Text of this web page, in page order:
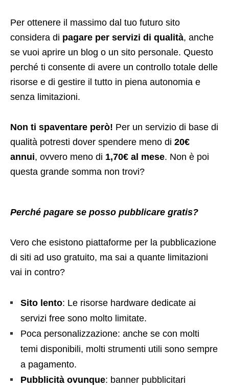
Per ottenere il massimo dal tuo futuro sito
considera di pagare per servizi di qualità, anche
se vuoi aprire un blog o un sito personale. Questo
perché ti consente di avere un controllo totale delle
risorse e di gestire il tutto in piena autonomia e
senza limitazioni.
Non ti spaventare però! Per un servizio di base di
qualità potresti dover spendere meno di 20€
annui, ovvero meno di 1,70€ al mese. Non è poi
questa grande somma non trovi?
Perché pagare se posso pubblicare gratis?
Vero che esistono piattaforme per la pubblicazione
di siti ad uso gratuito, ma sai a quante limitazioni
vai in contro?
Sito lento: Le risorse hardware dedicate ai
servizi free sono molto limitate.
Poca personalizzazione: anche se con molti
temi disponibili, molti strumenti utili sono sempre
a pagamento.
Pubblicità ovunque: banner pubblicitari